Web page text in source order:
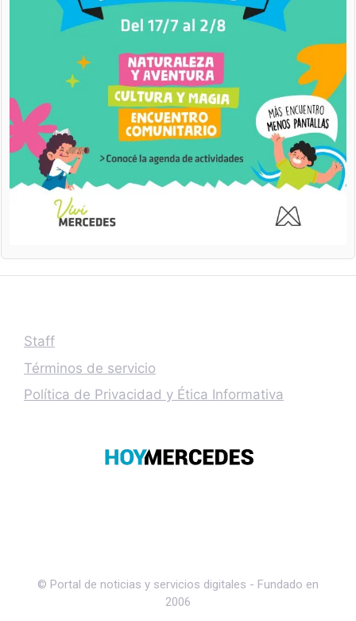
Staff
Términos de servicio
Política de Privacidad y Ética Informativa
© Portal de noticias y servicios digitales - Fundado en
2006